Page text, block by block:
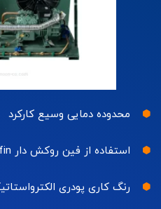
محدوده دمایی وسیع کارکرد
استفاده از فین روکش دار blue fin
رنگ کاری پودری